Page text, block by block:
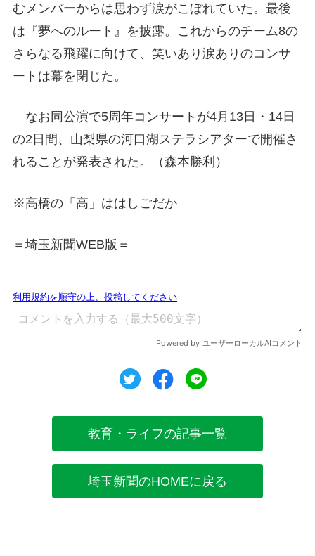
むメンバーからは思わず涙がこぼれていた。最後
は『夢へのルート』を披露。これからのチーム8の
さらなる飛躍に向けて、笑いあり涙ありのコンサ
ートは幕を閉じた。
なお同公演で5周年コンサートが4月13日・14日
の2日間、山梨県の河口湖ステラシアターで開催さ
れることが発表された。（森本勝利）
※高橋の「高」ははしごだか
＝埼玉新聞WEB版＝
ツイートシェア
教育・ライフの記事一覧
埼玉新聞のHOMEに戻る